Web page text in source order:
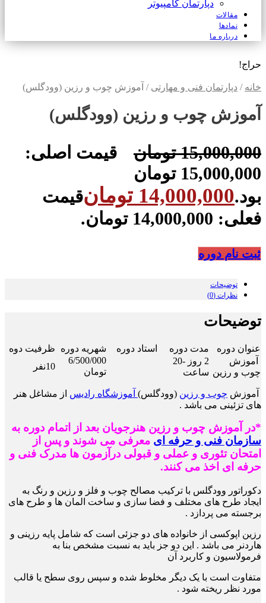
دپارتمان کامپیوتر
مقالات
نمادها
درباره ما
حراج!
خانه / دپارتمان فنی و مهارتی / آموزش چوب و رزین (وودگلس)
آموزش چوب و رزین (وودگلس)
15,000,000 تومان
قیمت اصلی:
15,000,000 تومان
بود.14,000,000 تومانقیمت
فعلی: 14,000,000 تومان.
ثبت نام دوره
توضیحات
نظرات (0)
توضیحات
عنوان دوره مدت دوره استاد دوره شهریه دوره
ظرفیت دوه
آموزش
چوب و رزین
2 روز -20
ساعت
6/500/000
تومان
10نفر
آموزش چوب و رزین (وودگلس) آموزشگاه رادیس از مشاغل هنر
های تزئینی می باشد .
*در آموزش چوب و رزین هنرجویان بعد از اتمام دوره به
سازمان فنی و حرفه ای معرفی می شوند و پس از
امتحان تئوری و عملی و قبولی درآزمون ها مدرک فنی و
حرفه ای اخذ می کنند.
دکوراتور وودگلس با ترکیب مصالح چوب و فلز و رزین و رنگ به
ایجاد طرح های مختلف و فضا سازی و ساخت المان ها و طرح های
برجسته می پردازد .
رزین اپوکسی از خانواده های دو جزئی است که شامل پایه رزینی و
هاردنر می باشد . این دو جز باید به نسبت مشخص بنا به
فرمولاسیون و کاربرد آن
متفاوت است با یک دیگر مخلوط شده و سپس روی سطح یا قالب
مورد نظر ریخته شود .